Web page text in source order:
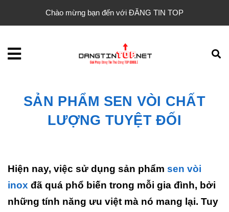
Chào mừng bạn đến với ĐĂNG TIN TOP
SẢN PHẨM SEN VÒI CHẤT
LƯỢNG TUYỆT ĐỐI
Hiện nay, việc sử dụng sản phẩm sen vòi
inox đã quá phổ biến trong mỗi gia đình, bởi
những tính năng ưu việt mà nó mang lại. Tuy